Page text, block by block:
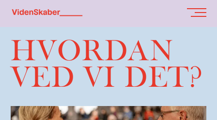
HVORDAN
VED VI DET?